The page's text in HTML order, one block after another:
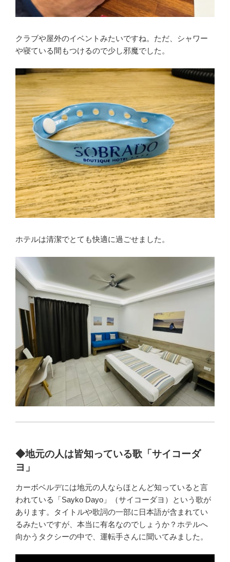
クラブや屋外のイベントみたいですね。ただ、シャワー
や寝ている間もつけるので少し邪魔でした。
ホテルは清潔でとても快適に過ごせました。
◆地元の人は皆知っている歌「サイコーダ
ヨ」
カーボベルデには地元の人ならほとんど知っていると言
われている「Sayko Dayo」（サイコーダヨ）という歌が
あります。タイトルや歌詞の一部に日本語が含まれてい
るみたいですが、本当に有名なのでしょうか？ホテルへ
向かうタクシーの中で、運転手さんに聞いてみました。